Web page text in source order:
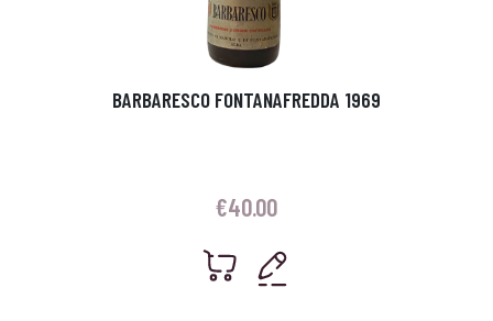
BARBARESCO FONTANAFREDDA 1969
€40.00